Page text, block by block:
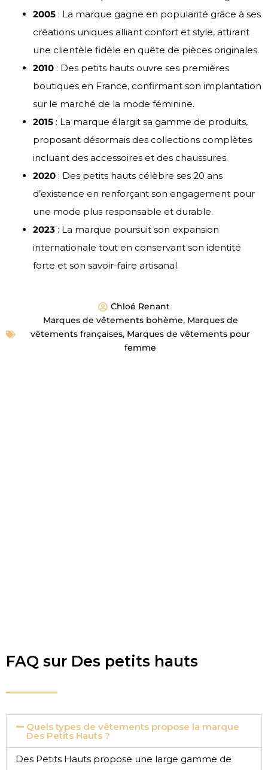
2005 : La marque gagne en popularité grâce à ses
créations uniques alliant confort et style, attirant
une clientèle fidèle en quête de pièces originales.
2010 : Des petits hauts ouvre ses premières
boutiques en France, confirmant son implantation
sur le marché de la mode féminine.
2015 : La marque élargit sa gamme de produits,
proposant désormais des collections complètes
incluant des accessoires et des chaussures.
2020 : Des petits hauts célèbre ses 20 ans
d’existence en renforçant son engagement pour
une mode plus responsable et durable.
2023 : La marque poursuit son expansion
internationale tout en conservant son identité
forte et son savoir-faire artisanal.
Chloé Renant
Marques de vêtements bohème, Marques de
vêtements françaises, Marques de vêtements pour
femme
FAQ sur Des petits hauts
Quels types de vêtements propose la marque
Des Petits Hauts ?
Des Petits Hauts propose une large gamme de